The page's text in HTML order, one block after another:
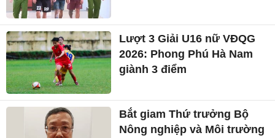
Lượt 3 Giải U16 nữ VĐQG
2026: Phong Phú Hà Nam
giành 3 điểm
Bắt giam Thứ trưởng Bộ
Nông nghiệp và Môi trường